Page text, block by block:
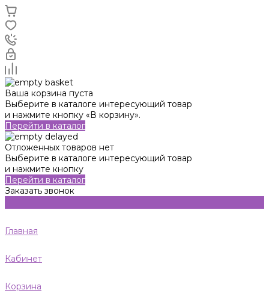
Ваша корзина пуста
Выберите в каталоге интересующий товар
и нажмите кнопку «В корзину».
Перейти в каталог
Отложенных товаров нет
Выберите в каталоге интересующий товар
и нажмите кнопку
Перейти в каталог
Заказать звонок
Главная
Кабинет
Корзина